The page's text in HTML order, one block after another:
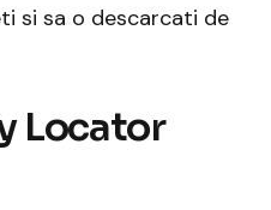
si sa o descarcati de
Locator